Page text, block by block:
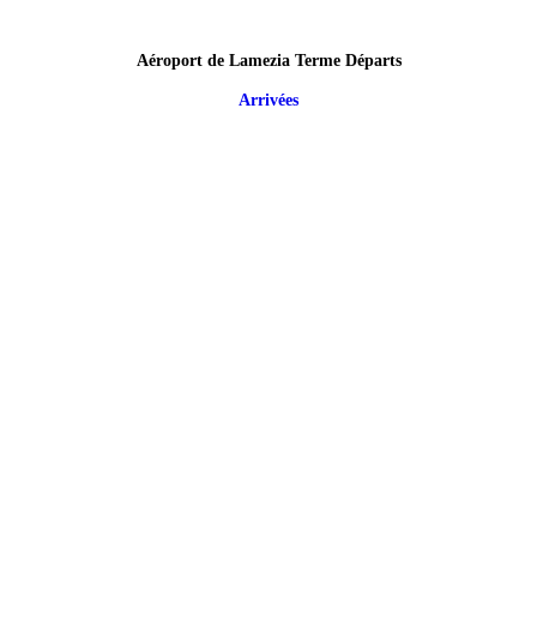
Aéroport de Lamezia Terme Départs
Arrivées